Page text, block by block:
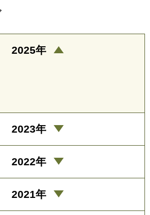
2025年
2023年
2022年
2021年